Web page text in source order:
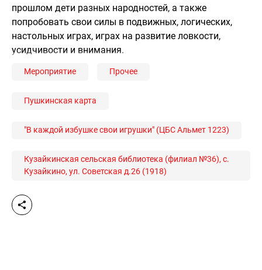
прошлом дети разных народностей, а также
попробовать свои силы в подвижных, логических,
настольных играх, играх на развитие ловкости,
усидчивости и внимания.
Мероприятие Прочее
Пушкинская карта
"В каждой избушке свои игрушки" (ЦБС Альмет 1223)
Кузайкинская сельская библиотека (филиал №36), с.
Кузайкино, ул. Советская д.26 (1918)